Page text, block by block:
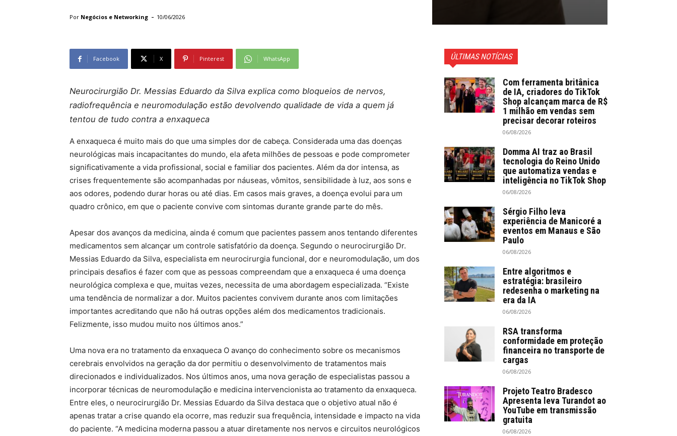
Por Negócios e Networking - 10/06/2026
Facebook X Pinterest WhatsApp
Neurocirurgião Dr. Messias Eduardo da Silva explica como bloqueios de nervos,
radiofrequência e neuromodulação estão devolvendo qualidade de vida a quem já
tentou de tudo contra a enxaqueca
A enxaqueca é muito mais do que uma simples dor de cabeça. Considerada uma das doenças
neurológicas mais incapacitantes do mundo, ela afeta milhões de pessoas e pode comprometer
significativamente a vida profissional, social e familiar dos pacientes. Além da dor intensa, as
crises frequentemente são acompanhadas por náuseas, vômitos, sensibilidade à luz, aos sons e
aos odores, podendo durar horas ou até dias. Em casos mais graves, a doença evolui para um
quadro crônico, em que o paciente convive com sintomas durante grande parte do mês.
Apesar dos avanços da medicina, ainda é comum que pacientes passem anos tentando diferentes
medicamentos sem alcançar um controle satisfatório da doença. Segundo o neurocirurgião Dr.
Messias Eduardo da Silva, especialista em neurocirurgia funcional, dor e neuromodulação, um dos
principais desafios é fazer com que as pessoas compreendam que a enxaqueca é uma doença
neurológica complexa e que, muitas vezes, necessita de uma abordagem especializada. “Existe
uma tendência de normalizar a dor. Muitos pacientes convivem durante anos com limitações
importantes acreditando que não há outras opções além dos medicamentos tradicionais.
Felizmente, isso mudou muito nos últimos anos.”
Uma nova era no tratamento da enxaqueca O avanço do conhecimento sobre os mecanismos
cerebrais envolvidos na geração da dor permitiu o desenvolvimento de tratamentos mais
direcionados e individualizados. Nos últimos anos, uma nova geração de especialistas passou a
incorporar técnicas de neuromodulação e medicina intervencionista ao tratamento da enxaqueca.
Entre eles, o neurocirurgião Dr. Messias Eduardo da Silva destaca que o objetivo atual não é
apenas tratar a crise quando ela ocorre, mas reduzir sua frequência, intensidade e impacto na vida
do paciente. “A medicina moderna passou a atuar diretamente nos nervos e circuitos neurológicos
ÚLTIMAS NOTÍCIAS
Com ferramenta britânica
de IA, criadores do TikTok
Shop alcançam marca de R$
1 milhão em vendas sem
precisar decorar roteiros
06/08/2026
Domma AI traz ao Brasil
tecnologia do Reino Unido
que automatiza vendas e
inteligência no TikTok Shop
06/08/2026
Sérgio Filho leva
experiência de Manicoré a
eventos em Manaus e São
Paulo
06/08/2026
Entre algoritmos e
estratégia: brasileiro
redesenha o marketing na
era da IA
06/08/2026
RSA transforma
conformidade em proteção
financeira no transporte de
cargas
06/08/2026
Projeto Teatro Bradesco
Apresenta leva Turandot ao
YouTube em transmissão
gratuita
06/08/2026